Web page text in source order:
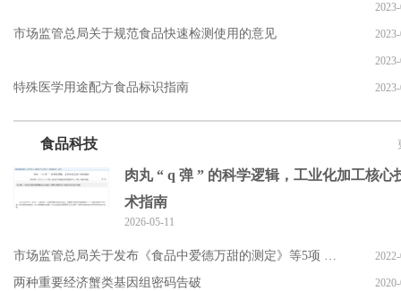
市场监管总局关于规范食品快速检测使用的意见
特殊医学用途配方食品标识指南
食品科技
肉丸 “ q 弹 ” 的科学逻辑，工业化加工核心
术指南
2026-05-11
市场监管总局关于发布《食品中爱德万甜的测定》等5项 食品补
两种重要经济蟹类基因组密码告破